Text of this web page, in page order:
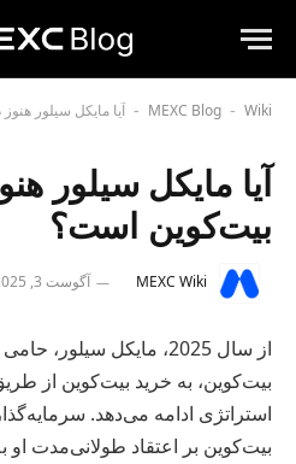
MEXC Blog - Wiki
- آیا مایکل سیلور
آیا مایکل سیلور
بیت‌کوین است؟
MEXC Wiki آگوست 3, 2025
از سال 2025، مایکل
بیت‌کوین، به خرید بیت‌کوین از
استراتژی ادامه می‌دهد.
بیت‌کوین بر اعتقاد طولانی‌مدت او